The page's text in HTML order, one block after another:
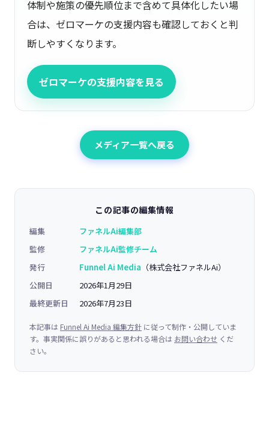
体制や施策の優先順位まで含めて具体化したい場
合は、ゼロマーケの支援内容も確認しておくと判
断しやすくなります。
ゼロマーケの支援内容を見る
メディア一覧へ戻る
この記事の編集情報
編集
ファネルAi編集部
監修
ファネルAi監修チーム
発行
Funnel Ai Media （株式会社ファネルAi）
公開日
2026年1月29日
最終更新日
2026年7月23日
本記事は Funnel Ai Media 編集方針 に従って制作・公開していま
す。事実関係に誤りがあると思われる場合は お問い合わせ くだ
さい。